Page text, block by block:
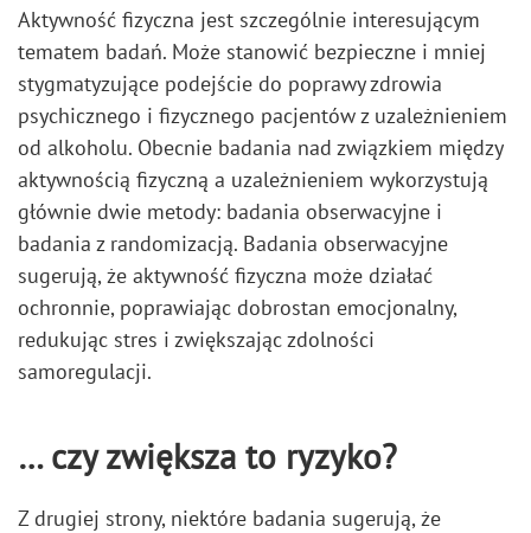
Aktywność fizyczna jest szczególnie interesującym
tematem badań. Może stanowić bezpieczne i mniej
stygmatyzujące podejście do poprawy zdrowia
psychicznego i fizycznego pacjentów z uzależnieniem
od alkoholu. Obecnie badania nad związkiem między
aktywnością fizyczną a uzależnieniem wykorzystują
głównie dwie metody: badania obserwacyjne i
badania z randomizacją. Badania obserwacyjne
sugerują, że aktywność fizyczna może działać
ochronnie, poprawiając dobrostan emocjonalny,
redukując stres i zwiększając zdolności
samoregulacji.
… czy zwiększa to ryzyko?
Z drugiej strony, niektóre badania sugerują, że